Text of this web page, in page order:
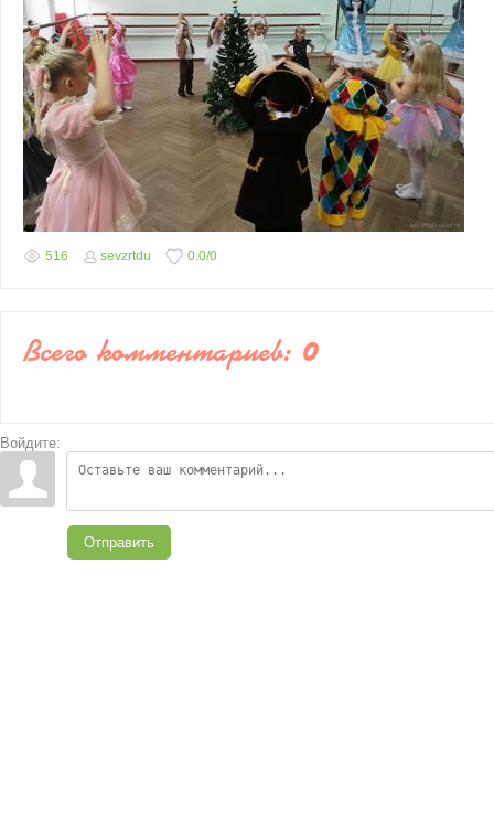
516 sevzrtdu 0.0/0
Всего комментариев: 0
Войдите:
Отправить